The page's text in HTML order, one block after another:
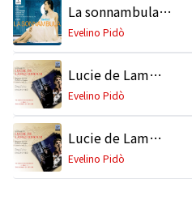
La sonnambula, Act 2: "Qui la selva è più folta ed ombrosa" (Coro)
Evelino Pidò
Lucie de Lammermoor, Act 1: "Couronnez la crête des montagnes" (Gilbert, Chœur)
Evelino Pidò
Lucie de Lammermoor, Act 1: "Quel air sombre" (Gilbert, Henri Ashton)
Evelino Pidò